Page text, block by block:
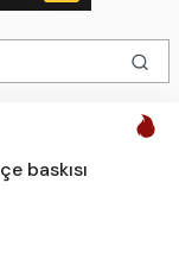
baskısı